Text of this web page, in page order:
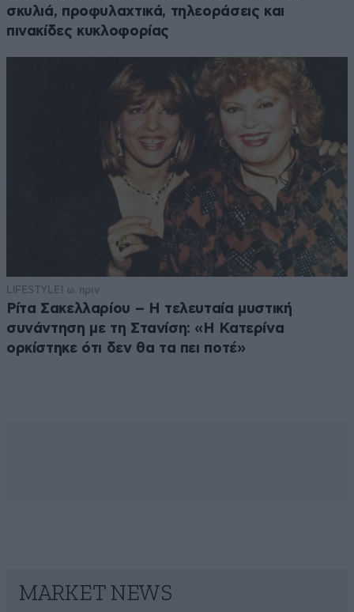
σκυλιά, προφυλαχτικά, τηλεοράσεις και
πινακίδες κυκλοφορίας
LIFESTYLE1 ω. πριν
Ρίτα Σακελλαρίου – Η τελευταία μυστική
συνάντηση με τη Στανίση: «Η Κατερίνα
ορκίστηκε ότι δεν θα τα πει ποτέ»
MARKET NEWS